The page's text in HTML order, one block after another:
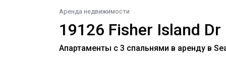
Аренда недвижимости
19126 Fisher Island Dr
Апартаменты с 3 спальнями в аренду в